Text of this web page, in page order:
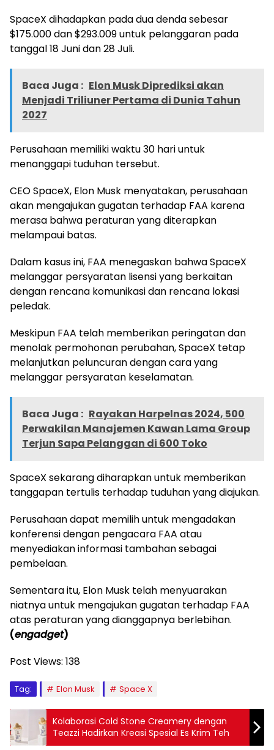
SpaceX dihadapkan pada dua denda sebesar
$175.000 dan $293.009 untuk pelanggaran pada
tanggal 18 Juni dan 28 Juli.
Baca Juga : Elon Musk Diprediksi akan
Menjadi Triliuner Pertama di Dunia Tahun
2027
Perusahaan memiliki waktu 30 hari untuk
menanggapi tuduhan tersebut.
CEO SpaceX, Elon Musk menyatakan, perusahaan
akan mengajukan gugatan terhadap FAA karena
merasa bahwa peraturan yang diterapkan
melampaui batas.
Dalam kasus ini, FAA menegaskan bahwa SpaceX
melanggar persyaratan lisensi yang berkaitan
dengan rencana komunikasi dan rencana lokasi
peledak.
Meskipun FAA telah memberikan peringatan dan
menolak permohonan perubahan, SpaceX tetap
melanjutkan peluncuran dengan cara yang
melanggar persyaratan keselamatan.
Baca Juga : Rayakan Harpelnas 2024, 500
Perwakilan Manajemen Kawan Lama Group
Terjun Sapa Pelanggan di 600 Toko
SpaceX sekarang diharapkan untuk memberikan
tanggapan tertulis terhadap tuduhan yang diajukan.
Perusahaan dapat memilih untuk mengadakan
konferensi dengan pengacara FAA atau
menyediakan informasi tambahan sebagai
pembelaan.
Sementara itu, Elon Musk telah menyuarakan
niatnya untuk mengajukan gugatan terhadap FAA
atas peraturan yang dianggapnya berlebihan.
(engadget)
Post Views: 138
Tag: Elon Musk Space X
Kolaborasi Cold Stone Creamery dengan
Teazzi Hadirkan Kreasi Spesial Es Krim Teh